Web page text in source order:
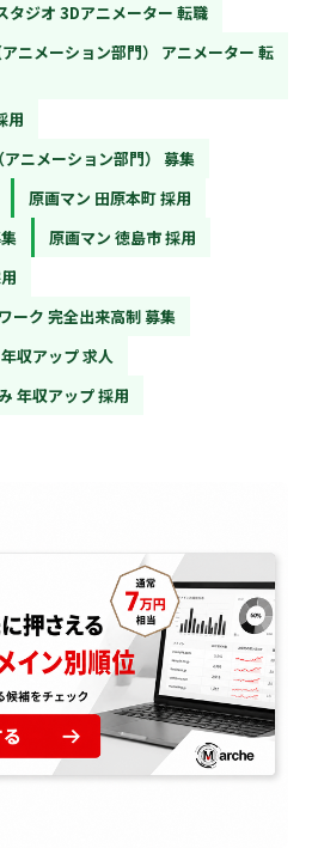
ジオ 3Dアニメーター 転職
ニメーション部門） アニメーター 転
用
ニメーション部門） 募集
原画マン 田原本町 採用
原画マン 徳島市 採用
ーク 完全出来高制 募集
収アップ 求人
年収アップ 採用